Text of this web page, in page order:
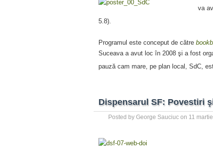
va
5.8).
Programul este conceput de către
Suceava a avut loc în 2008 şi a fost
pauză cam mare, pe plan local, SdC,
Dispensarul SF: Povestiri
Posted by George Sauciuc on 11